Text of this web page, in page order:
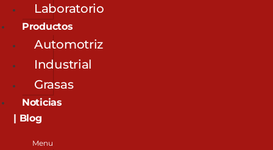
Laboratorio
Productos
Automotriz
Industrial
Grasas
Noticias
| Blog
Menu